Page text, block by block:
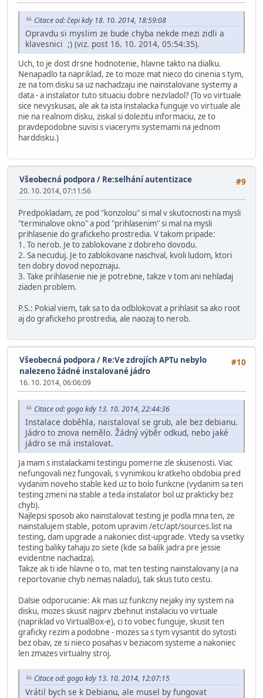
Citace od: čepi kdy 18. 10. 2014, 18:59:08
Opravdu si myslim ze bude chyba nekde mezi zidli a
klavesnici ;) (viz. post 16. 10. 2014, 05:54:35).
Uch, to je dost drsne hodnotenie, hlavne takto na dialku.
Nenapadlo ta napriklad, ze to moze mat nieco do cinenia s tym,
ze na tom disku sa uz nachadzaju ine nainstalovane systemy a
data - a instalator tuto situaciu dobre nezvladol? (To vo virtuale
sice nevyskusas, ale ak ta ista instalacka funguje vo virtuale ale
nie na realnom disku, ziskal si dolezitu informaciu, ze to
pravdepodobne suvisi s viacerymi systemami na jednom
harddisku.)
#9
Všeobecná podpora / Re:selhání autentizace
20. 10. 2014, 07:11:56
Predpokladam, ze pod "konzolou" si mal v skutocnosti na mysli
"terminalove okno" a pod "prihlasenim" si mal na mysli
prihlasenie do grafickeho prostredia. V takom pripade:
1. To nerob. Je to zablokovane z dobreho dovodu.
2. Sa necuduj. Je to zablokovane naschval, kvoli ludom, ktori
ten dobry dovod nepoznaju.
3. Take prihlasenie nie je potrebne, takze v tom ani nehladaj
ziaden problem.
P.S.: Pokial viem, tak sa to da odblokovat a prihlasit sa ako root
aj do grafickeho prostredia, ale naozaj to nerob.
#10
Všeobecná podpora / Re:Ve zdrojích APTu nebylo
nalezeno žádné instalované jádro
16. 10. 2014, 06:06:09
Citace od: gogo kdy 13. 10. 2014, 22:44:36
Instalace doběhla, naistaloval se grub, ale bez debianu.
Jádro to znova nemělo. Žádný výběr odkud, nebo jaké
jádro se má instalovat.
Ja mam s instalackami testingu pomerne zle skusenosti. Viac
nefungovali nez fungovali, s vynimkou kratkeho obdobia pred
vydanim noveho stable ked uz to bolo funkcne (vydanim sa ten
testing zmeni na stable a teda instalator bol uz prakticky bez
chyb).
Najlepsi sposob ako nainstalovat testing je podla mna ten, ze
nainstalujem stable, potom upravim /etc/apt/sources.list na
testing, dam upgrade a nakoniec dist-upgrade. Vtedy sa vsetky
testing baliky tahaju zo siete (kde sa balik jadra pre jessie
evidentne nachadza).
Takze ak ti ide hlavne o to, mat ten testing nainstalovany (a na
reportovanie chyb nemas naladu), tak skus tuto cestu.
Dalsie odporucanie: Ak mas uz funkcny nejaky iny system na
disku, mozes skusit najprv zbehnut instalaciu vo virtuale
(napriklad vo VirtualBox-e), ci to vobec funguje, skusit ten
graficky rezim a podobne - mozes sa s tym vysantit do sytosti
bez obav, ze si nieco posahas v beziacom systeme a nakoniec
len zmazes virtualny stroj.
Citace od: gogo kdy 13. 10. 2014, 12:07:15
Vrátil bych se k Debianu, ale musel by fungovat